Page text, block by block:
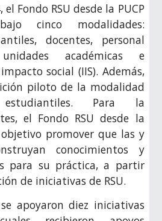
Fondo RSU desde la PUCP
cinco modalidades:
docentes, personal
académicas e
social (IIS). Además,
piloto de la modalidad
estudiantiles. Para la
el Fondo RSU desde la
promover que las y
conocimientos y
para su práctica, a partir
de iniciativas de RSU.
apoyaron diez iniciativas